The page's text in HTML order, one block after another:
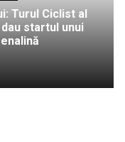
Turul Ciclist al
startul unui